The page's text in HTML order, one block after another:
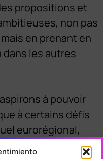
propositions et
non pas
en prenant en
les autres
à pouvoir
à certains défis
eurorégional,
mais aussi de